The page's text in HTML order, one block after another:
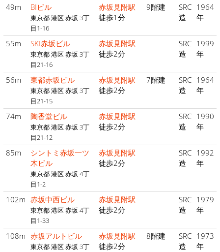
49m BIビル
東京都 港区 赤坂 3丁
目1-16
赤坂見附駅
徒歩1分
9階建
SRC
造
1964
年
55m SKI赤坂ビル
東京都 港区 赤坂 3丁
目21-16
赤坂見附駅
徒歩2分
SRC
造
1999
年
56m 東都赤坂ビル
東京都 港区 赤坂 3丁
目21-15
赤坂見附駅
徒歩2分
7階建
SRC
造
1964
年
74m 陶香堂ビル
東京都 港区 赤坂 3丁
目21-12
赤坂見附駅
徒歩2分
SRC
造
1990
年
85m
シントミ赤坂一ツ
木ビル
東京都 港区 赤坂 4丁
目1-2
赤坂見附駅
徒歩2分
SRC
造
1992
年
102m 赤坂中西ビル
東京都 港区 赤坂 4丁
目1-33
赤坂見附駅
徒歩2分
SRC
造
1979
年
108m 赤坂アルトビル
東京都 港区 赤坂 3丁
赤坂見附駅
徒歩2分
8階建
SRC
造
1973
年